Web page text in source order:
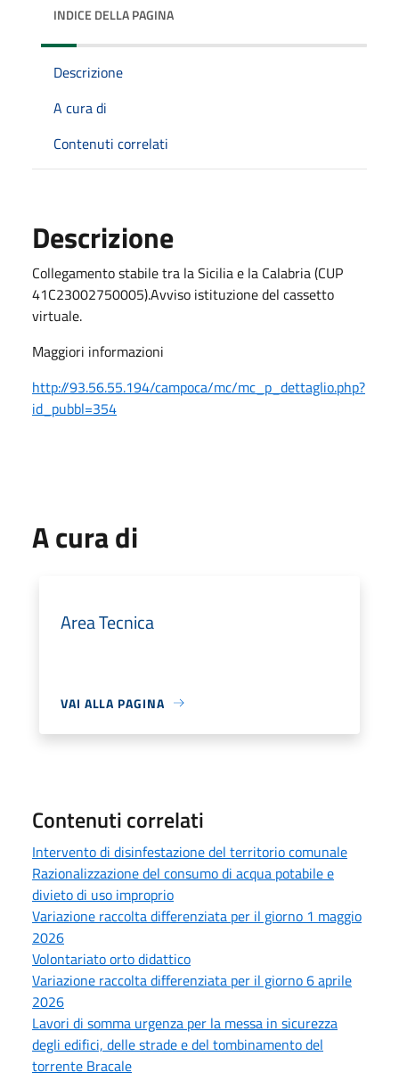
INDICE DELLA PAGINA
Descrizione
A cura di
Contenuti correlati
Descrizione
Collegamento stabile tra la Sicilia e la Calabria (CUP
41C23002750005).Avviso istituzione del cassetto
virtuale.
Maggiori informazioni
http://93.56.55.194/campoca/mc/mc_p_dettaglio.php?
id_pubbl=354
A cura di
Area Tecnica
VAI ALLA PAGINA
Contenuti correlati
Intervento di disinfestazione del territorio comunale
Razionalizzazione del consumo di acqua potabile e
divieto di uso improprio
Variazione raccolta differenziata per il giorno 1 maggio
2026
Volontariato orto didattico
Variazione raccolta differenziata per il giorno 6 aprile
2026
Lavori di somma urgenza per la messa in sicurezza
degli edifici, delle strade e del tombinamento del
torrente Bracale